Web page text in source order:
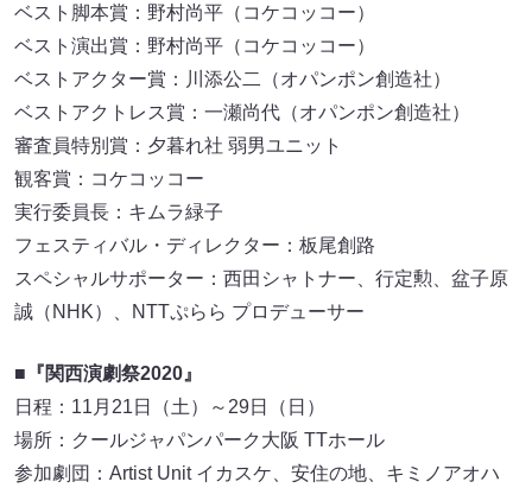
ベスト脚本賞：野村尚平（コケコッコー）
ベスト演出賞：野村尚平（コケコッコー）
ベストアクター賞：川添公二（オパンポン創造社）
ベストアクトレス賞：一瀬尚代（オパンポン創造社）
審査員特別賞：夕暮れ社 弱男ユニット
観客賞：コケコッコー
実行委員長：キムラ緑子
フェスティバル・ディレクター：板尾創路
スペシャルサポーター：西田シャトナー、行定勲、盆子原
誠（NHK）、NTTぷらら プロデューサー
■『関西演劇祭2020』
日程：11月21日（土）～29日（日）
場所：クールジャパンパーク大阪 TTホール
参加劇団：Artist Unit イカスケ、安住の地、キミノアオハ